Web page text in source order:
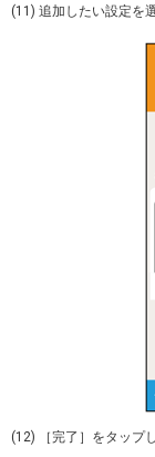
(11) 追加したい設定を
(12) ［完了］をタップ